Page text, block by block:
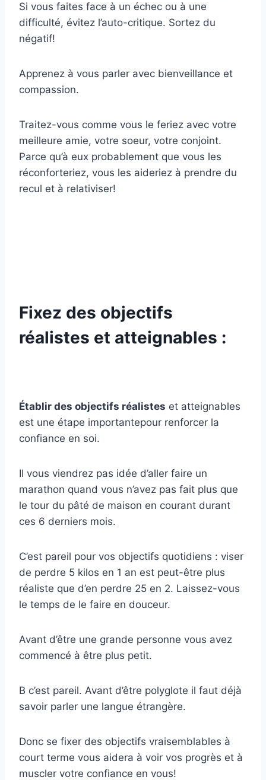
Si vous faites face à un échec ou à une
difficulté, évitez l’auto-critique. Sortez du
négatif!
Apprenez à vous parler avec bienveillance et
compassion.
Traitez-vous comme vous le feriez avec votre
meilleure amie, votre soeur, votre conjoint.
Parce qu’à eux probablement que vous les
réconforteriez, vous les aideriez à prendre du
recul et à relativiser!
Fixez des objectifs
réalistes et atteignables :
Établir des objectifs réalistes et atteignables
est une étape importantepour renforcer la
confiance en soi.
Il vous viendrez pas idée d’aller faire un
marathon quand vous n’avez pas fait plus que
le tour du pâté de maison en courant durant
ces 6 derniers mois.
C’est pareil pour vos objectifs quotidiens : viser
de perdre 5 kilos en 1 an est peut-être plus
réaliste que d’en perdre 25 en 2. Laissez-vous
le temps de le faire en douceur.
Avant d’être une grande personne vous avez
commencé à être plus petit.
B c’est pareil. Avant d’être polyglote il faut déjà
savoir parler une langue étrangère.
Donc se fixer des objectifs vraisemblables à
court terme vous aidera à voir vos progrès et à
muscler votre confiance en vous!